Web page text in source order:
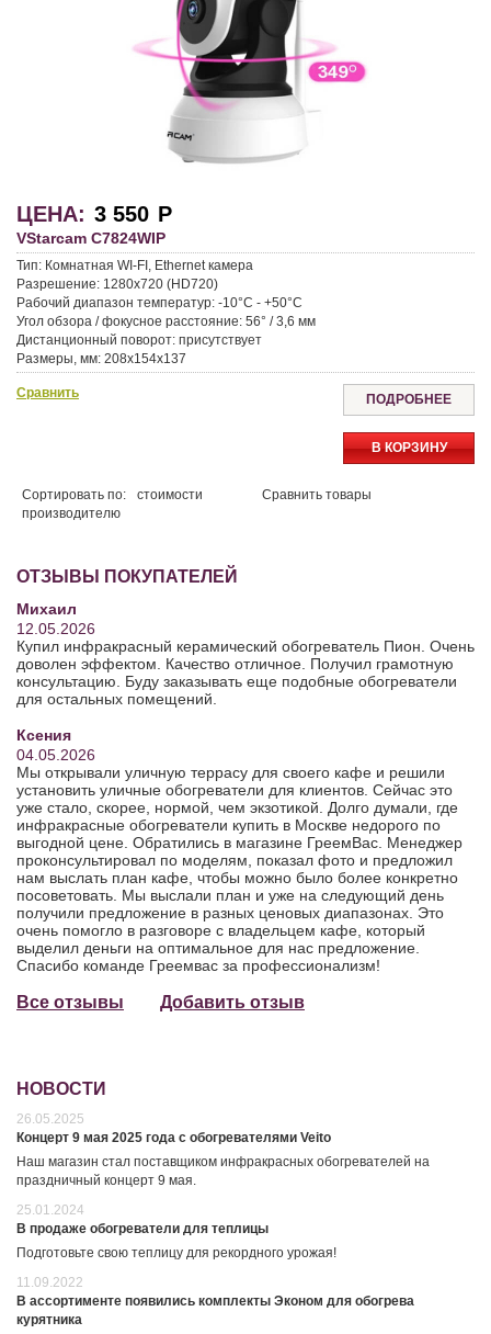
ЦЕНА: 3 550 Р
VStarcam C7824WIP
Тип: Комнатная WI-FI, Ethernet камера
Разрешение: 1280х720 (HD720)
Рабочий диапазон температур: -10°C - +50°C
Угол обзора / фокусное расстояние: 56° / 3,6 мм
Дистанционный поворот: присутствует
Размеры, мм: 208x154x137
Сравнить ПОДРОБНЕЕ
В КОРЗИНУ
Сортировать по:
стоимости
производителю
Сравнить товары
ОТЗЫВЫ ПОКУПАТЕЛЕЙ
Михаил
12.05.2026
Купил инфракрасный керамический обогреватель Пион. Очень
доволен эффектом. Качество отличное. Получил грамотную
консультацию. Буду заказывать еще подобные обогреватели
для остальных помещений.
Ксения
04.05.2026
Мы открывали уличную террасу для своего кафе и решили
установить уличные обогреватели для клиентов. Сейчас это
уже стало, скорее, нормой, чем экзотикой. Долго думали, где
инфракрасные обогреватели купить в Москве недорого по
выгодной цене. Обратились в магазине ГреемВас. Менеджер
проконсультировал по моделям, показал фото и предложил
нам выслать план кафе, чтобы можно было более конкретно
посоветовать. Мы выслали план и уже на следующий день
получили предложение в разных ценовых диапазонах. Это
очень помогло в разговоре с владельцем кафе, который
выделил деньги на оптимальное для нас предложение.
Спасибо команде Греемвас за профессионализм!
Все отзывы Добавить отзыв
НОВОСТИ
26.05.2025
Концерт 9 мая 2025 года с обогревателями Veito
Наш магазин стал поставщиком инфракрасных обогревателей на
праздничный концерт 9 мая.
25.01.2024
В продаже обогреватели для теплицы
Подготовьте свою теплицу для рекордного урожая!
11.09.2022
В ассортименте появились комплекты Эконом для обогрева
курятника